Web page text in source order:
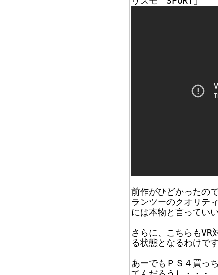
前作がひどかったの
ランツーのクオリテ
には本物と言ってい
さらに、こちらもVR
る状態となるわけで
あーでもＰＳ４買っ